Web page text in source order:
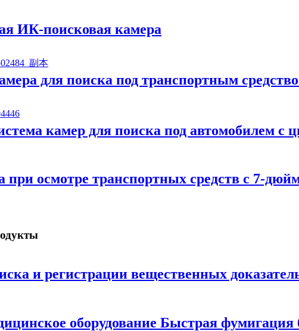
ИК-поисковая камера
для поиска под транспортным
камер для поиска под автомобилем
при осмотре транспортных средств с 7-
и регистрации вещественных
оборудование Быстрая фумигация